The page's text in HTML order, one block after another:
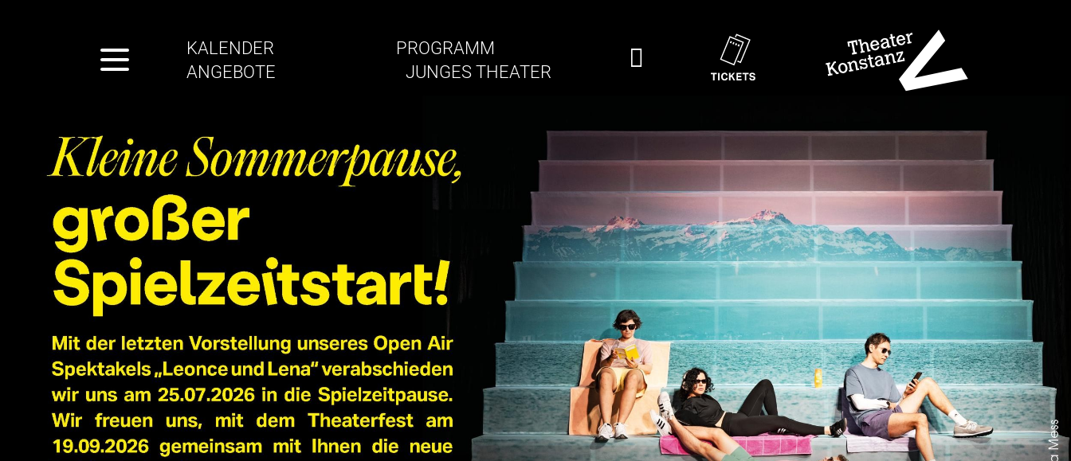
KALENDER
PROGRAMM
ANGEBOTE
JUNGES THEATER